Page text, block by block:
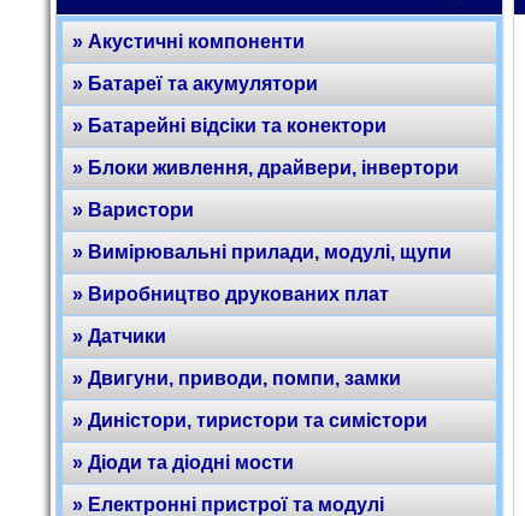
» Акустичні компоненти
» Батареї та акумулятори
» Батарейні відсіки та конектори
» Блоки живлення, драйвери, інвертори
» Варистори
» Вимірювальні прилади, модулі, щупи
» Виробництво друкованих плат
» Датчики
» Двигуни, приводи, помпи, замки
» Диністори, тиристори та симістори
» Діоди та діодні мости
» Електронні пристрої та модулі